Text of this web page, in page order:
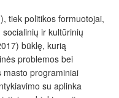
tiek politikos formuotojai,
ir kultūrinių
būklę, kurią
problemos bei
masto programiniai
su aplinka